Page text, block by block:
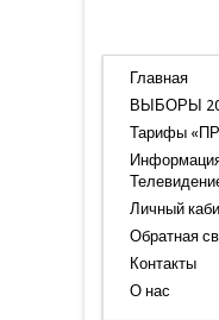
Главная
ВЫБОРЫ
Тарифы
Личный
Обратная
Контакты
О нас